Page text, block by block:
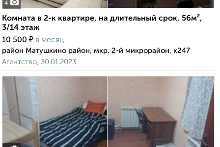
4
Комната в 2-к квартире, на длительный срок, 56м²,
3/14 этаж
10 500 ₽ в месяц
район Матушкино район, мкр. 2-й микрорайон, к247
Агентство, 30.01.2023